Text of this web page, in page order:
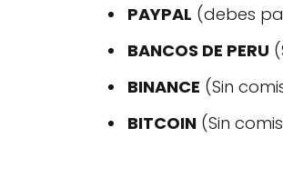
PAYPAL (debes
BANCOS DE PERU
BINANCE (Sin
BITCOIN (Sin